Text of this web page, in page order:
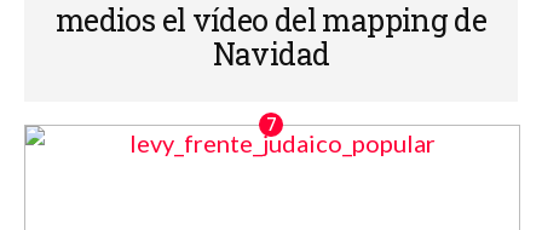
medios el vídeo del mapping de
Navidad